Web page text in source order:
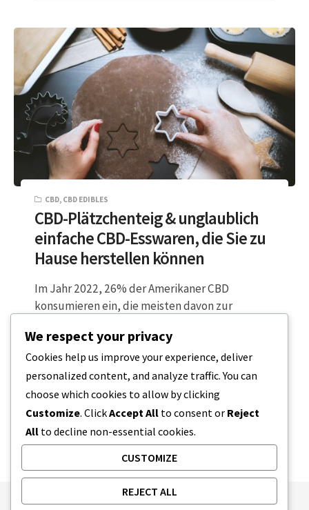
CBD, CBD EDIBLES
CBD-Plätzchenteig & unglaublich
einfache CBD-Esswaren, die Sie zu
Hause herstellen können
Im Jahr 2022, 26% der Amerikaner CBD
konsumieren ein, die meisten davon zur
vielversprechenden…
4 MINUTEN LESEZEIT 8. APRIL 2023
We respect your privacy
Cookies help us improve your experience, deliver
personalized content, and analyze traffic. You can
choose which cookies to allow by clicking
Customize. ClickAccept All to consent or Reject
All to decline non-essential cookies.
CUSTOMIZE
REJECT ALL